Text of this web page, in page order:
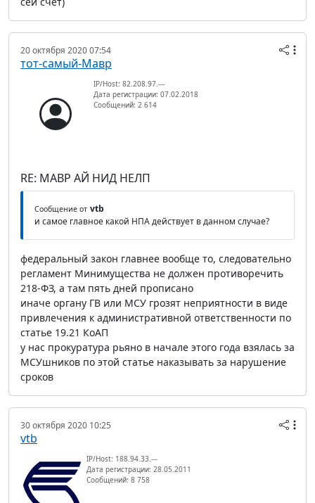
20 октября 2020 07:54
тот-самый-Мавр
IP/Host: 82.208.97.---
Дата регистрации: 07.02.2018
Сообщений: 2 614
RE: МАВР АЙ НИД НЕЛП
Сообщение от vtb
и самое главное какой НПА действует в данном случае?
федеральный закон главнее вообще то, следовательно
регламент Минимущества не должен противоречить
218-ФЗ, а там пять дней прописано
иначе органу ГВ или МСУ грозят неприятности в виде
привлечения к административной ответственности по
статье 19.21 КоАП
у нас прокуратура рьяно в начале этого года взялась за
МСУшников по этой статье наказывать за нарушение
сроков
30 октября 2020 10:25
vtb
IP/Host: 188.94.33.---
Дата регистрации: 28.05.2011
Сообщений: 8 758